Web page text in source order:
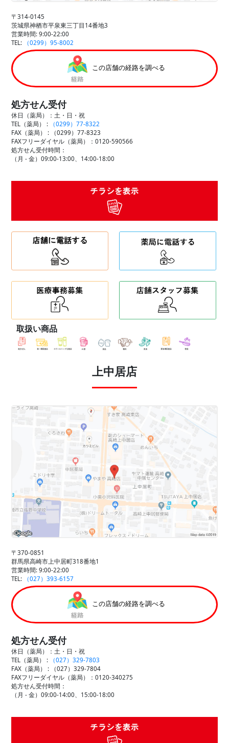
〒314-0145
茨城県神栖市平泉東三丁目14番地3
営業時間: 9:00-22:00
TEL:
（0299）95-8002
この店舗の経路を調べる
処方せん受付
休日（薬局）：土・日・祝
TEL（薬局） :
（0299）77-8322
FAX（薬局） :
（0299）77-8323
FAXフリーダイヤル（薬局）：0120-590566
処方せん受付時間：
（月 - 金）09:00-13:00、14:00-18:00
取扱い商品
上中居店
〒370-0851
群馬県高崎市上中居町318番地1
営業時間: 9:00-22:00
TEL:
（027）393-6157
この店舗の経路を調べる
処方せん受付
休日（薬局）：土・日・祝
TEL（薬局） :
（027）329-7803
FAX（薬局） :
（027）329-7804
FAXフリーダイヤル（薬局）：0120-340275
処方せん受付時間：
（月 - 金）09:00-14:00、15:00-18:00